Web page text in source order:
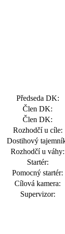
Předseda DK:
Člen DK:
Člen DK:
Rozhodčí u cíle:
Dostihový
Rozhodčí u váhy:
Startér:
Pomocný startér:
Cílová kamera:
Supervizor: